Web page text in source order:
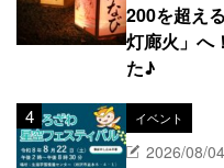
200を超え
灯廊火」へ
た♪
イベント
2026/08/04